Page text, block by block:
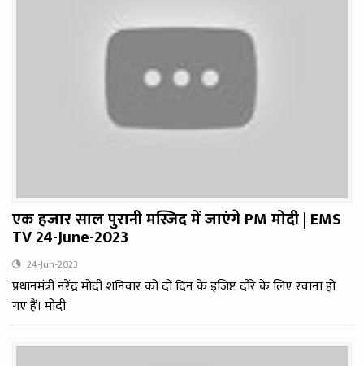
एक हजार साल पुरानी मस्जिद में जाएंगे PM मोदी | EMS
TV 24-June-2023
24-Jun-2023
प्रधानमंत्री नरेंद्र मोदी शनिवार को दो दिन के इजिप्ट दौरे के लिए रवाना हो
गए हैं। मोदी